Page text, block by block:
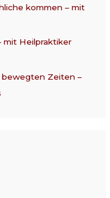
kommen – mit
mit Heilpraktiker
Zeiten –